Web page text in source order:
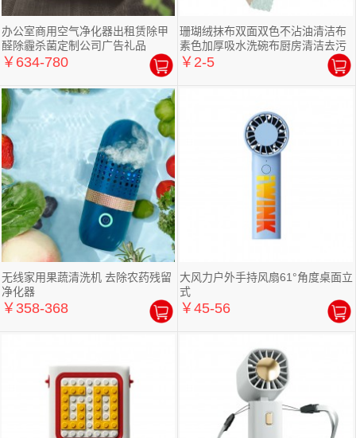
办公室商用空气净化器出租赁除甲
醛除霾杀菌定制公司广告礼品
￥634-780
珊瑚绒抹布双面双色不沾油清洁布
素色加厚吸水洗碗布厨房清洁去污
￥2-5
无线家用果蔬清洗机 去除农药残留
净化器
￥358-368
大风力户外手持风扇61°角度桌面立
式
￥45-56